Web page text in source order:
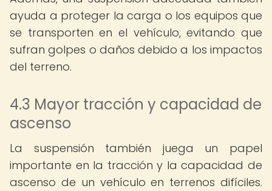
ayuda a proteger la carga o los equipos que
se transporten en el vehículo, evitando que
sufran golpes o daños debido a los impactos
del terreno.
4.3 Mayor tracción y capacidad de
ascenso
La suspensión también juega un papel
importante en la tracción y la capacidad de
ascenso de un vehículo en terrenos difíciles.